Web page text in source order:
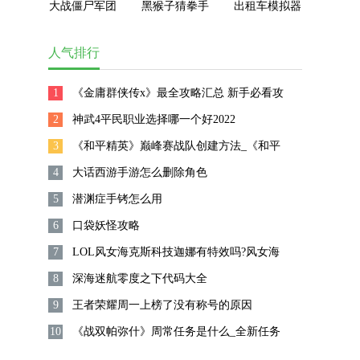
大战僵尸军团
黑猴子猜拳手
出租车模拟器
人气排行
1 《金庸群侠传x》最全攻略汇总 新手必看攻
略
2 神武4平民职业选择哪一个好2022
3 《和平精英》巅峰赛战队创建方法_《和平
精英》怎么创建战队
4 大话西游手游怎么删除角色
5 潜渊症手铐怎么用
6 口袋妖怪攻略
7 LOL风女海克斯科技迦娜有特效吗?风女海
克斯科技迦娜皮肤怎么样?
8 深海迷航零度之下代码大全
9 王者荣耀周一上榜了没有称号的原因
10 《战双帕弥什》周常任务是什么_全新任务